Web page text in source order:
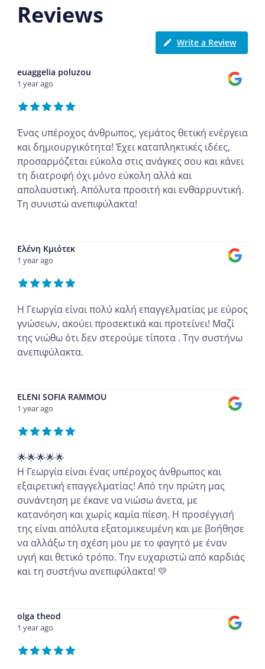
Reviews
Write a Review
euaggelia poluzou
1 year ago
Ένας υπέροχος άνθρωπος, γεμάτος θετική ενέργεια
και δημιουργικότητα! Έχει καταπληκτικές ιδέες,
προσαρμόζεται εύκολα στις ανάγκες σου και κάνει
τη διατροφή όχι μόνο εύκολη αλλά και
απολαυστική. Απόλυτα προσιτή και ενθαρρυντική.
Τη συνιστώ ανεπιφύλακτα!
Ελένη Κμιότεκ
1 year ago
Η Γεωργία είναι πολύ καλή επαγγελματίας με εύρος
γνώσεων, ακούει προσεκτικά και προτείνει! Μαζί
της νιώθω ότι δεν στερούμε τίποτα . Την συστήνω
ανεπιφύλακτα.
ELENI SOFIA RAMMOU
1 year ago
🌟🌟🌟🌟🌟
Η Γεωργία είναι ένας υπέροχος άνθρωπος και
εξαιρετική επαγγελματίας! Από την πρώτη μας
συνάντηση με έκανε να νιώσω άνετα, με
κατανόηση και χωρίς καμία πίεση. Η προσέγγισή
της είναι απόλυτα εξατομικευμένη και με βοήθησε
να αλλάξω τη σχέση μου με το φαγητό με έναν
υγιή και θετικό τρόπο. Την ευχαριστώ από καρδιάς
και τη συστήνω ανεπιφύλακτα! 💛
olga theod
1 year ago